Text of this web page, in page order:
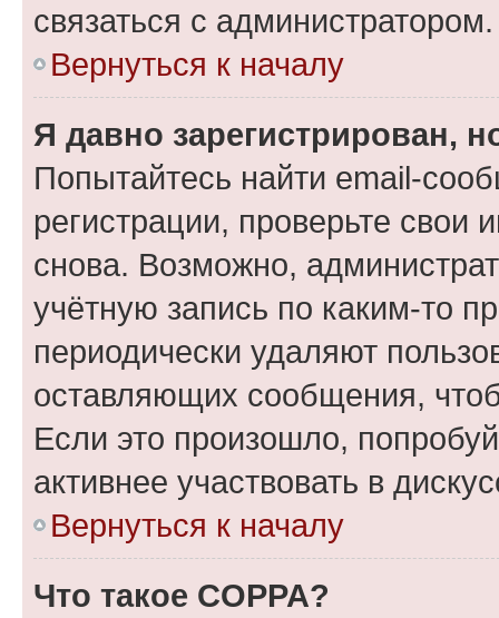
связаться с администратором.
Вернуться к началу
Я давно зарегистрирован,
Попытайтесь найти email-
регистрации, проверьте свои
снова. Возможно,
учётную запись по каким-то
периодически удаляют
оставляющих сообщения,
Если это произошло,
активнее участвовать в
Вернуться к началу
Что такое COPPA?